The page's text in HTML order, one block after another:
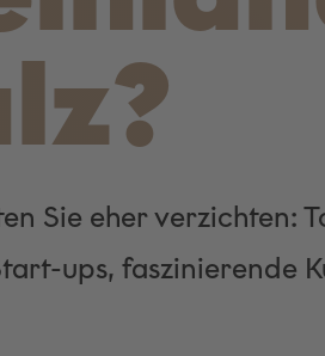
Sie eher verzichten:
ups, faszinierende